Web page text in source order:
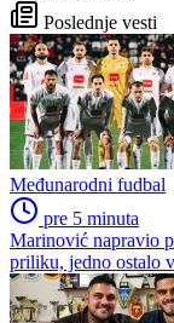
Poslednje vesti
Međunarodni fudbal
pre 5 minuta
Marinović napravio
priliku, jedno ostalo